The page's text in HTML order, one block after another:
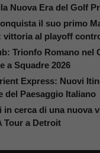
Nuova Era del Golf
il suo primo
vittoria al playoff
Trionfo Romano nel
a Squadre 2026
Express: Nuovi
del Paesaggio Italiano
in cerca di una nuova
Tour a Detroit